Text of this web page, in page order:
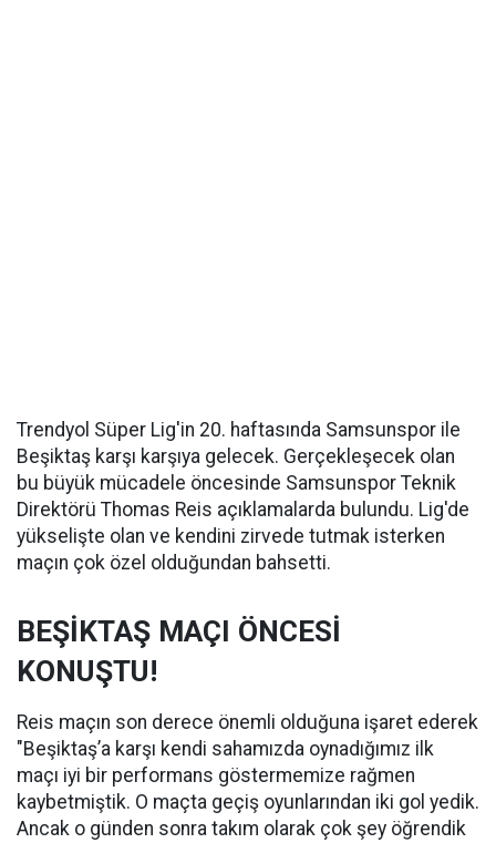
Trendyol Süper Lig'in 20. haftasında Samsunspor ile
Beşiktaş karşı karşıya gelecek. Gerçekleşecek olan
bu büyük mücadele öncesinde Samsunspor Teknik
Direktörü Thomas Reis açıklamalarda bulundu. Lig'de
yükselişte olan ve kendini zirvede tutmak isterken
maçın çok özel olduğundan bahsetti.
BEŞİKTAŞ MAÇI ÖNCESİ
KONUŞTU!
Reis maçın son derece önemli olduğuna işaret ederek
"Beşiktaş’a karşı kendi sahamızda oynadığımız ilk
maçı iyi bir performans göstermemize rağmen
kaybetmiştik. O maçta geçiş oyunlarından iki gol yedik.
Ancak o günden sonra takım olarak çok şey öğrendik